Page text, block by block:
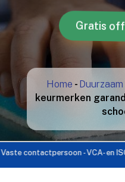
Gratis
Home -
keurmerken
- VCA- en ISO-